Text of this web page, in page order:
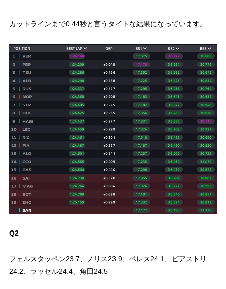
カットラインまで0.44秒と言うタイトな結果になっています。
Q2
フェルスタッペン23.7、ノリス23.9、ペレス24.1、ピアストリ
24.2、ラッセル24.4、角田24.5